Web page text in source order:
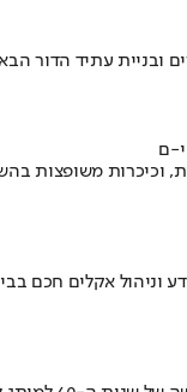
ובניית עתיד הדור
ם
וניהול אקלים חכם